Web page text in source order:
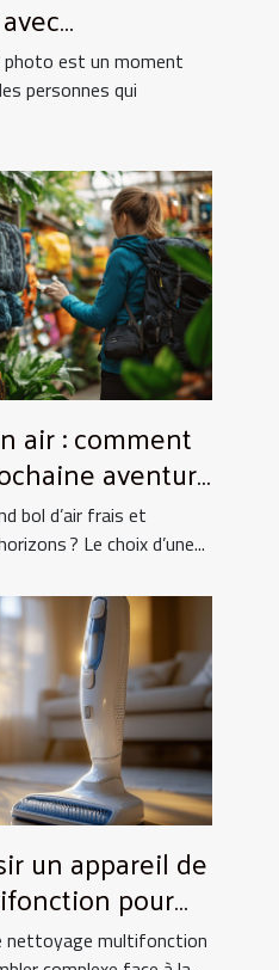
photo est un moment
personnes qui
air : comment
aventure
bol d’air frais et
? Le choix d’une...
un appareil de
pour
nettoyage multifonction